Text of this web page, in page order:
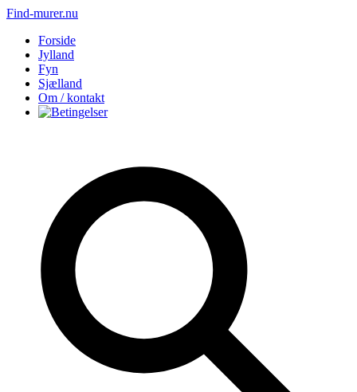
Find-murer.nu
Forside
Jylland
Fyn
Sjælland
Om / kontakt